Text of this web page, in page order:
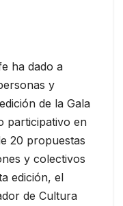
ha dado a
y
de la Gala
participativo en
20 propuestas
y colectivos
edición, el
de Cultura